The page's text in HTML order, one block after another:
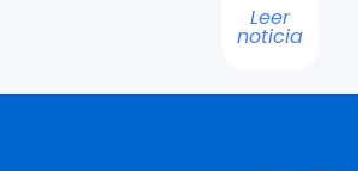
Leer
noticia